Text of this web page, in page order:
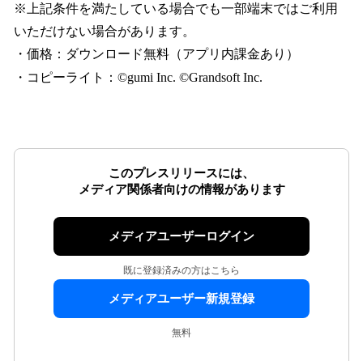
※上記条件を満たしている場合でも一部端末ではご利用
いただけない場合があります。
・価格：ダウンロード無料（アプリ内課金あり）
・コピーライト：©gumi Inc. ©Grandsoft Inc.
このプレスリリースには、
メディア関係者向けの情報があります
メディアユーザーログイン
既に登録済みの方はこちら
メディアユーザー新規登録
無料